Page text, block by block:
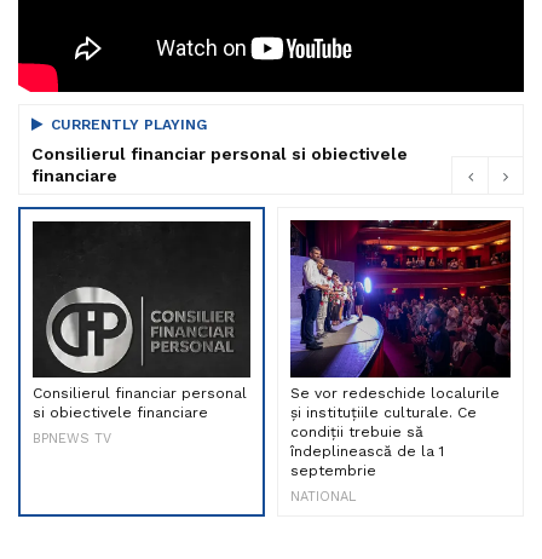
CURRENTLY PLAYING
Consilierul financiar personal si obiectivele
financiare
Consilierul financiar personal
si obiectivele financiare
BPNEWS TV
Se vor redeschide localurile
și instituțiile culturale. Ce
condiții trebuie să
îndeplinească de la 1
septembrie
NATIONAL